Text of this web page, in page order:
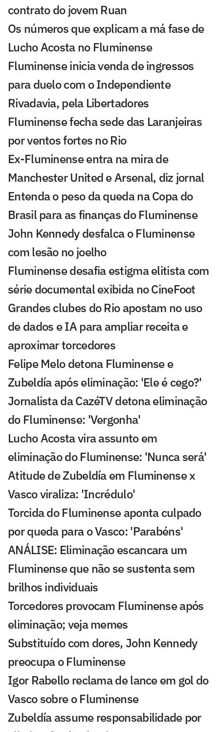
contrato do jovem Ruan
Os números que explicam a má fase de
Lucho Acosta no Fluminense
Fluminense inicia venda de ingressos
para duelo com o Independiente
Rivadavia, pela Libertadores
Fluminense fecha sede das Laranjeiras
por ventos fortes no Rio
Ex-Fluminense entra na mira de
Manchester United e Arsenal, diz jornal
Entenda o peso da queda na Copa do
Brasil para as finanças do Fluminense
John Kennedy desfalca o Fluminense
com lesão no joelho
Fluminense desafia estigma elitista com
série documental exibida no CineFoot
Grandes clubes do Rio apostam no uso
de dados e IA para ampliar receita e
aproximar torcedores
Felipe Melo detona Fluminense e
Zubeldía após eliminação: 'Ele é cego?'
Jornalista da CazéTV detona eliminação
do Fluminense: 'Vergonha'
Lucho Acosta vira assunto em
eliminação do Fluminense: 'Nunca será'
Atitude de Zubeldía em Fluminense x
Vasco viraliza: 'Incrédulo'
Torcida do Fluminense aponta culpado
por queda para o Vasco: 'Parabéns'
ANÁLISE: Eliminação escancara um
Fluminense que não se sustenta sem
brilhos individuais
Torcedores provocam Fluminense após
eliminação; veja memes
Substituído com dores, John Kennedy
preocupa o Fluminense
Igor Rabello reclama de lance em gol do
Vasco sobre o Fluminense
Zubeldía assume responsabilidade por